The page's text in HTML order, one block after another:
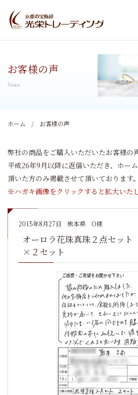
お客様の声
ホーム お客様の声
弊社の商品をご購入いただいたお客様の
平成26年9月以降に返信いただき、ホー
頂いた方のみ掲載させて頂いております。
※ハガキ画像をクリックすると拡大いたし
2015年8月27日 熊本県 O様
オーロラ花珠真珠２点セット
×２セット